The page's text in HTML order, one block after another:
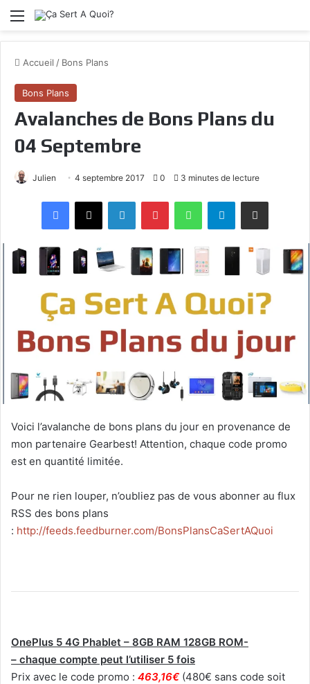
Menu
Accueil / Bons Plans
Bons Plans
Avalanches de Bons Plans du
04 Septembre
Julien 4 septembre 2017 0 3 minutes de lecture
Facebook
X LinkedinPinterestWhatsAppTelegramPartagez par mail
Voici l’avalanche de bons plans du jour en provenance de
mon partenaire Gearbest! Attention, chaque code promo
est en quantité limitée.
Pour ne rien louper, n’oubliez pas de vous abonner au flux
RSS des bons plans
: http://feeds.feedburner.com/BonsPlansCaSertAQuoi
OnePlus 5 4G Phablet – 8GB RAM 128GB ROM-
– chaque compte peut l’utiliser 5 fois
Prix avec le code promo : 463,16€ (480€ sans code soit